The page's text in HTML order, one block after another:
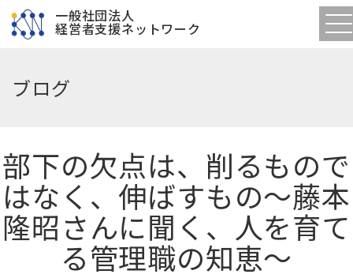
一般社団法人
経営者支援ネットワーク
ブログ
部下の欠点は、削るもので
はなく、伸ばすもの〜藤本
隆昭さんに聞く、人を育て
る管理職の知恵〜